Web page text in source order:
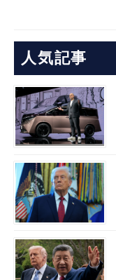
人気記事